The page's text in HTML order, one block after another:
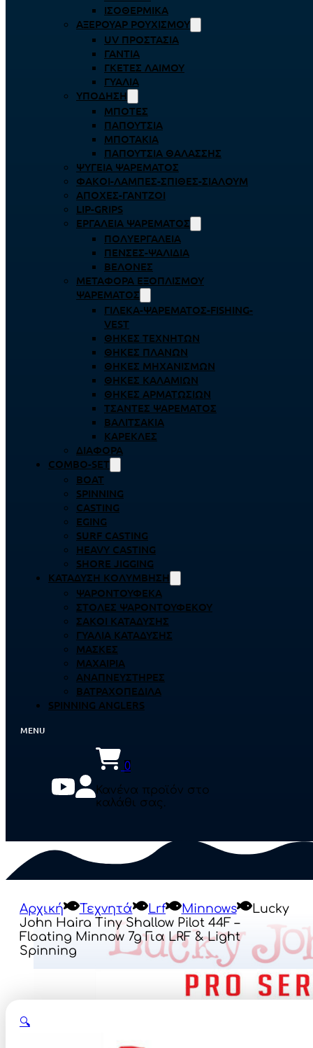
ΙΣΟΘΕΡΜΙΚΆ
ΑΞΕΡΟΥΆΡ ΡΟΥΧΙΣΜΟΎ
UV ΠΡΟΣΤΑΣΊΑ
ΓΆΝΤΙΑ
ΓΚΈΤΕΣ ΛΑΊΜΟΥ
ΓΥΑΛΙΆ
ΥΠΌΔΗΣΗ
ΜΠΌΤΕΣ
ΠΑΠΟΎΤΣΙΑ
ΜΠΟΤΆΚΙΑ
ΠΑΠΟΎΤΣΙΑ ΘΑΛΆΣΣΗΣ
ΨΥΓΕΊΑ ΨΑΡΈΜΑΤΟΣ
ΦΑΚΟΊ-ΛΆΜΠΕΣ-ΣΠΊΘΕΣ-ΣΊΑΛΟΥΜ
ΑΠΌΧΕΣ-ΓΆΝΤΖΟΙ
LIP-GRIPS
EΡΓΑΛΕΊΑ ΨΑΡΈΜΑΤΟΣ
ΠΟΛΥΕΡΓΑΛΕΊΑ
ΠΈΝΣΕΣ-ΨΑΛΊΔΙΑ
ΒΕΛΌΝΕΣ
ΜΕΤΑΦΟΡΆ ΕΞΟΠΛΙΣΜΟΎ
ΨΑΡΈΜΑΤΟΣ
ΓΙΛΈΚΑ-ΨΑΡΈΜΑΤΟΣ-FISHING-
VEST
ΘΉΚΕΣ ΤΕΧΝΗΤΏΝ
ΘΉΚΕΣ ΠΛΆΝΩΝ
ΘΉΚΕΣ ΜΗΧΑΝΙΣΜΏΝ
ΘΉΚΕΣ ΚΑΛΑΜΙΏΝ
ΘΉΚΕΣ ΑΡΜΑΤΩΣΙΏΝ
ΤΣΆΝΤΕΣ ΨΑΡΈΜΑΤΟΣ
ΒΑΛΙΤΣΆΚΙΑ
ΚΑΡΈΚΛΕΣ
ΔΙΆΦΟΡΑ
COMBO-SET
BOAT
SPINNING
CASTING
EGING
SURF CASTING
HEAVY CASTING
SHORE JIGGING
ΚΑΤΆΔΥΣΗ ΚΟΛΎΜΒΗΣΗ
ΨΑΡΟΝΤΟΎΦΕΚΑ
ΣΤΟΛΈΣ ΨΑΡΟΝΤΟΎΦΕΚΟΥ
ΣΆΚΟΙ ΚΑΤΆΔΥΣΗΣ
ΓΥΑΛΙΆ ΚΑΤΆΔΥΣΗΣ
ΜΆΣΚΕΣ
ΜΑΧΑΊΡΙΑ
ΑΝΑΠΝΕΥΣΤΉΡΕΣ
ΒΑΤΡΑΧΟΠΈΔΙΛΑ
SPINNING ANGLERS
0
Κανένα προϊόν στο
καλάθι σας.
Αρχική Τεχνητά Lrf Minnows
Lucky
John Haira Tiny Shallow Pilot 44F –
Floating Minnow 7g Για LRF & Light
Spinning
🔍